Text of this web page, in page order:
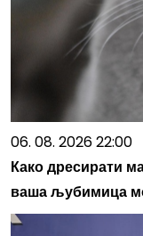
06. 08. 2026 22:00
Како дресирати
ваша љубимица